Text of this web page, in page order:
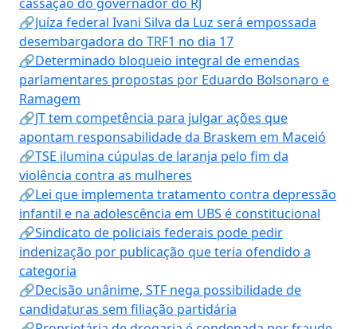
🔗Juíza federal Ivani Silva da Luz será empossada
desembargadora do TRF1 no dia 17
🔗Determinado bloqueio integral de emendas
parlamentares propostas por Eduardo Bolsonaro e
Ramagem
🔗JT tem competência para julgar ações que
apontam responsabilidade da Braskem em Maceió
🔗TSE ilumina cúpulas de laranja pelo fim da
violência contra as mulheres
🔗Lei que implementa tratamento contra depressão
infantil e na adolescência em UBS é constitucional
🔗Sindicato de policiais federais pode pedir
indenização por publicação que teria ofendido a
categoria
🔗Decisão unânime, STF nega possibilidade de
candidaturas sem filiação partidária